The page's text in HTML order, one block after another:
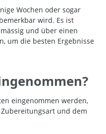
Wochen oder sogar
wird. Es ist
und über einen
um die besten Ergebnisse
eingenommen werden,
und dem